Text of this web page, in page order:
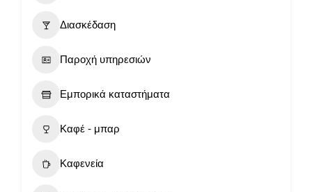
Διασκέδαση
Παροχή υπηρεσιών
Εμπορικά καταστήματα
Καφέ - μπαρ
Καφενεία